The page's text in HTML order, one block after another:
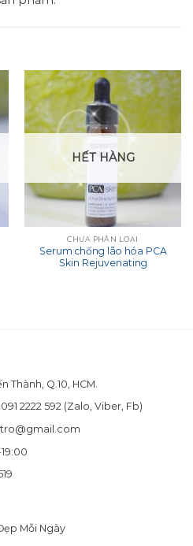
HẾT HÀNG
CHƯA PHÂN LOẠI
Serum chống lão hóa PCA
Skin Rejuvenating
Thành, Q.10, HCM.
2222 592 (Zalo, Viber, Fb)
Mỗi Ngày